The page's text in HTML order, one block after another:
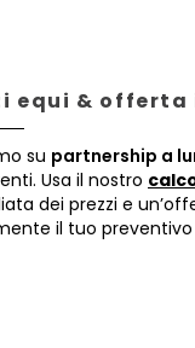
equi &
su partnership a
Usa il nostro
dei prezzi e
il tuo